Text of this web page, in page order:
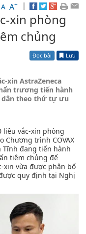
A A+ |
xin phòng
chủng
Đọc bài Lưu
xin AstraZeneca
trương tiến hành
dân theo thứ tự ưu
liều vắc-xin phòng
Chương trình COVAX
Tĩnh đang tiến hành
tiêm chủng để
xin vừa được phân bổ
quy định tại Nghị